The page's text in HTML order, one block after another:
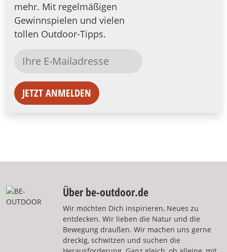
mehr. Mit regelmäßigen
Gewinnspielen und vielen
tollen Outdoor-Tipps.
JETZT ANMELDEN
Über be-outdoor.de
Wir möchten Dich inspirieren, Neues zu
entdecken. Wir lieben die Natur und die
Bewegung draußen. Wir machen uns gerne
dreckig, schwitzen und suchen die